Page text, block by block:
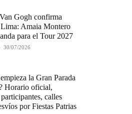
Gogh confirma
Amaia Montero
para el Tour 2027
30/07/2026
la Gran Parada
Horario oficial,
calles
por Fiestas Patrias